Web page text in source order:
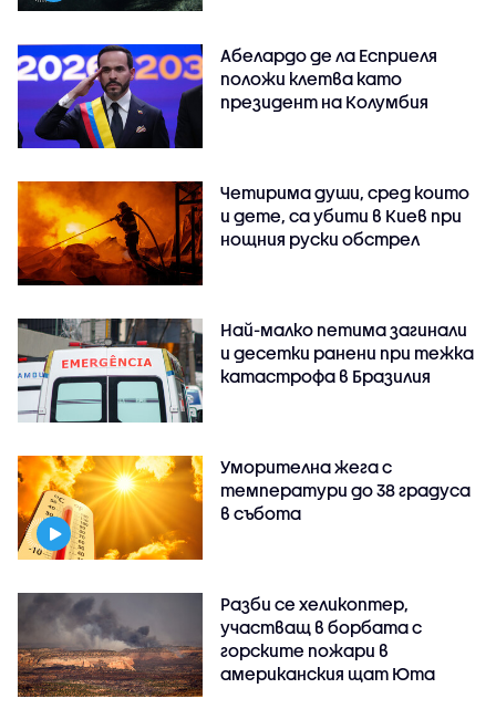
Абелардо де ла Есприеля
положи клетва като
президент на Колумбия
Четирима души, сред които
и дете, са убити в Киев при
нощния руски обстрел
Най-малко петима загинали
и десетки ранени при тежка
катастрофа в Бразилия
Уморителна жега с
температури до 38 градуса
в събота
Разби се хеликоптер,
участващ в борбата с
горските пожари в
американския щат Юта